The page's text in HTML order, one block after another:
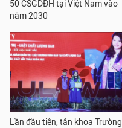
50 CSGDĐH tại Việt Nam vào
năm 2030
Lần đầu tiên, tân khoa Trường